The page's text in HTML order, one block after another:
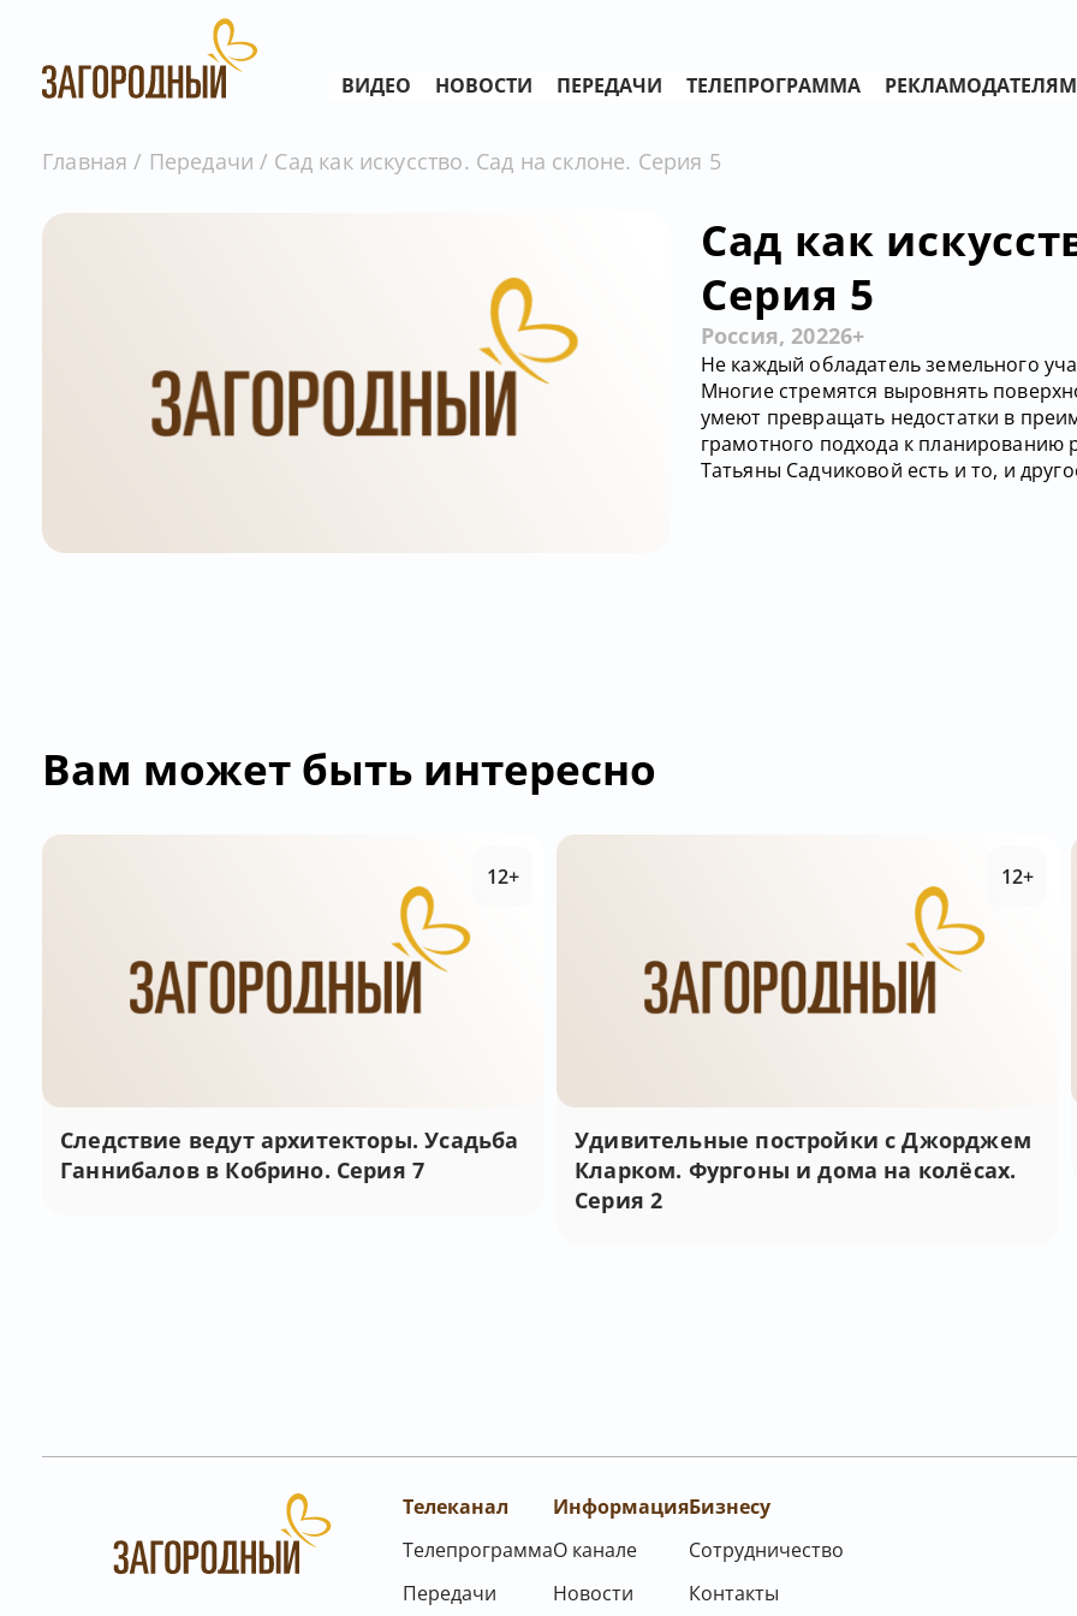
ВИДЕО НОВОСТИ ПЕРЕДАЧИ ТЕЛЕПРОГРАММА РЕКЛАМОДАТЕЛЯМ
Главная Передачи Сад как искусство. Сад на склоне. Серия 5
Сад как
Серия 5
Россия, 20226+
Не каждый обладатель земельного
Многие стремятся выровнять
умеют превращать недостатки в
грамотного подхода к планированию
Татьяны Садчиковой есть и то, и
Вам может быть интересно
Следствие ведут архитекторы. Усадьба
Ганнибалов в Кобрино. Серия 7
12+
Удивительные постройки с Джорджем
Кларком. Фургоны и дома на колёсах.
Серия 2
12+
Телеканал
Телепрограмма
Передачи
Информация
О канале
Новости
Бизнесу
Сотрудничество
Контакты